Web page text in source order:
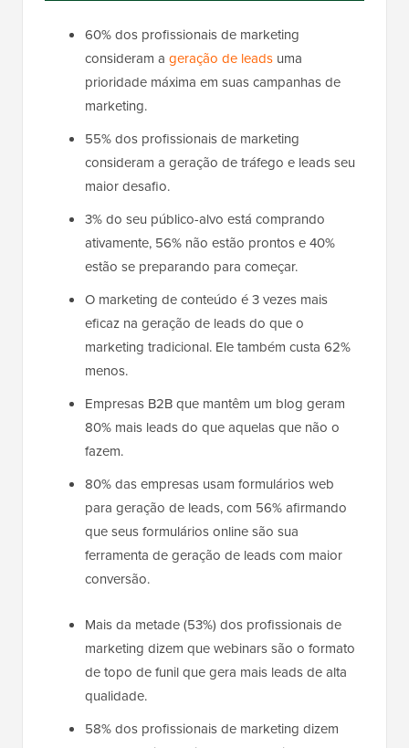
60% dos profissionais de marketing
consideram a geração de leads uma
prioridade máxima em suas campanhas de
marketing.
55% dos profissionais de marketing
consideram a geração de tráfego e leads seu
maior desafio.
3% do seu público-alvo está comprando
ativamente, 56% não estão prontos e 40%
estão se preparando para começar.
O marketing de conteúdo é 3 vezes mais
eficaz na geração de leads do que o
marketing tradicional. Ele também custa 62%
menos.
Empresas B2B que mantêm um blog geram
80% mais leads do que aquelas que não o
fazem.
80% das empresas usam formulários web
para geração de leads, com 56% afirmando
que seus formulários online são sua
ferramenta de geração de leads com maior
conversão.
Mais da metade (53%) dos profissionais de
marketing dizem que webinars são o formato
de topo de funil que gera mais leads de alta
qualidade.
58% dos profissionais de marketing dizem